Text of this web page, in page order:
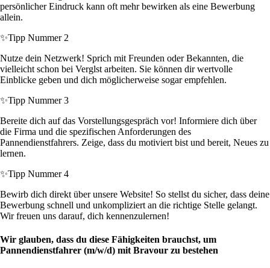
persönlicher Eindruck kann oft mehr bewirken als eine Bewerbung
allein.
✨Tipp Nummer 2
Nutze dein Netzwerk! Sprich mit Freunden oder Bekannten, die
vielleicht schon bei Verglst arbeiten. Sie können dir wertvolle
Einblicke geben und dich möglicherweise sogar empfehlen.
✨Tipp Nummer 3
Bereite dich auf das Vorstellungsgespräch vor! Informiere dich über
die Firma und die spezifischen Anforderungen des
Pannendienstfahrers. Zeige, dass du motiviert bist und bereit, Neues zu
lernen.
✨Tipp Nummer 4
Bewirb dich direkt über unsere Website! So stellst du sicher, dass deine
Bewerbung schnell und unkompliziert an die richtige Stelle gelangt.
Wir freuen uns darauf, dich kennenzulernen!
Wir glauben, dass du diese Fähigkeiten brauchst, um
Pannendienstfahrer (m/w/d) mit Bravour zu bestehen